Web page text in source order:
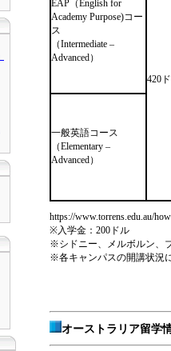
EAP（English for
Academy Purpose)コー
ス
（Intermediate –
Advanced）
420
一般英語コース
（Elementary –
Advanced）
https://www.torrens.edu.au/
※入学金：200ドル
※シドニー、メルボルン、
※各キャンパスの開講状況
オーストラリア留学